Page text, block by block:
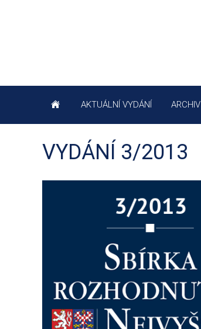
AKTUÁLNÍ VYDÁNÍ ARCHIV
VYDÁNÍ 3/2013